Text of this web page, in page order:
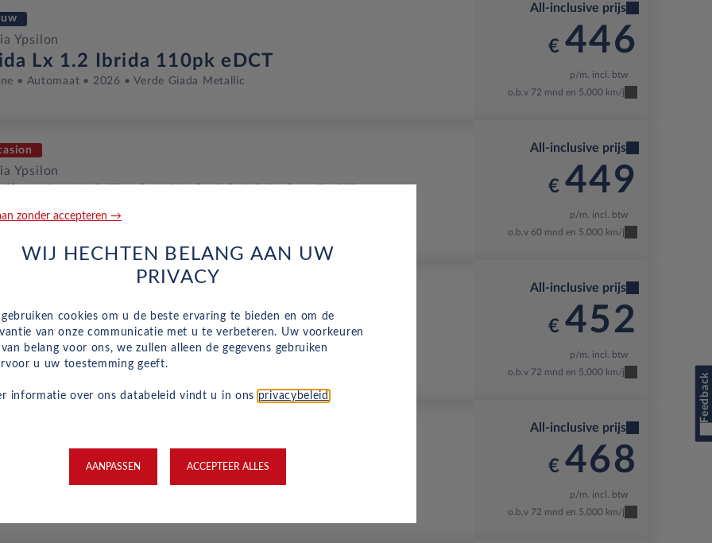
Ypsilon
Lx 1.2 Ibrida 110pk eDCT
Automaat 2026 Verde Giada Metallic
All-inclusive prijs
€ 446
p/m. incl. btw
o.b.v 72 mnd en 5,000 km/j
Ypsilon
Automaat December 2025
All-inclusive prijs
€ 449
p/m. incl. btw
o.b.v 60 mnd en 5,000 km/j
Ypsilon
1.2 Turbo Hybrid 110pk eDCT
Automaat 2025 Verde Giada Metallic
All-inclusive prijs
€ 452
p/m. incl. btw
o.b.v 72 mnd en 5,000 km/j
Hf Line 1.2 Ibrida 110pk eDCT
All-inclusive prijs
€ 468
p/m. incl. btw
o.b.v 72 mnd en 5,000 km/j
Feedback
zonder accepteren →
WIJ HECHTEN BELANG AAN UW
PRIVACY
cookies om u de beste ervaring te bieden en om de
van onze communicatie met u te verbeteren. Uw voorkeuren
belang voor ons, we zullen alleen de gegevens gebruiken
u uw toestemming geeft.
informatie over ons databeleid vindt u in ons privacybeleid.
AANPASSEN ACCEPTEER ALLES